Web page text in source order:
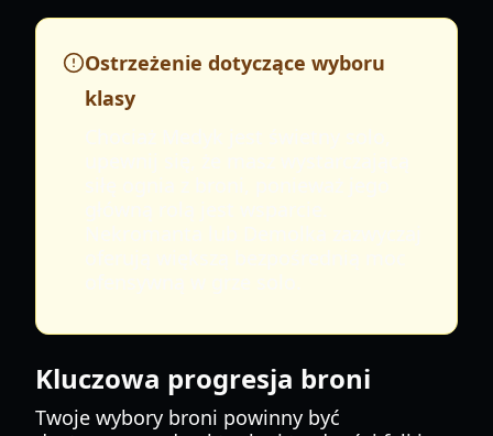
Ostrzeżenie dotyczące wyboru
klasy
Kluczowa progresja broni
Twoje wybory broni powinny być